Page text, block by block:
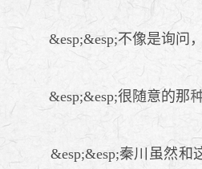
&esp;&esp;不像是询问
&esp;&esp;很随意的那
&esp;&esp;秦川虽然和